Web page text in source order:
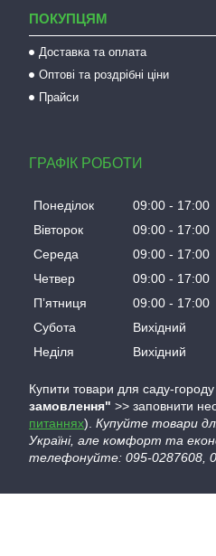
ПОКУПЦЯМ
Доставка та оплата
Оптові та роздрібні ціни
Прайси
ГРАФІК РОБОТИ
Понеділок 09:00
17:00
Вівторок
09:00
17:00
Середа
09:00
17:00
Четвер
09:00
17:00
Пʼятниця
09:00
17:00
Субота
Вихідний
Неділя
Вихідний
Купити товари для саду-
замовлення" >> заповнити
питаннях). Купуйте товари
Україні, але комфорт та
телефонуйте: 095-0287608,